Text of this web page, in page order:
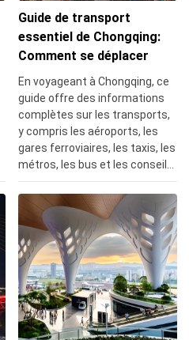
Guide de transport
essentiel de Chongqing:
Comment se déplacer
En voyageant à Chongqing, ce
guide offre des informations
complètes sur les transports,
y compris les aéroports, les
gares ferroviaires, les taxis, les
métros, les bus et les conseils
de voyage, ce qui permet aux
touristes de planifier leurs
voyages plus efficacement et
de profiter d'un voyage plus
fluide.